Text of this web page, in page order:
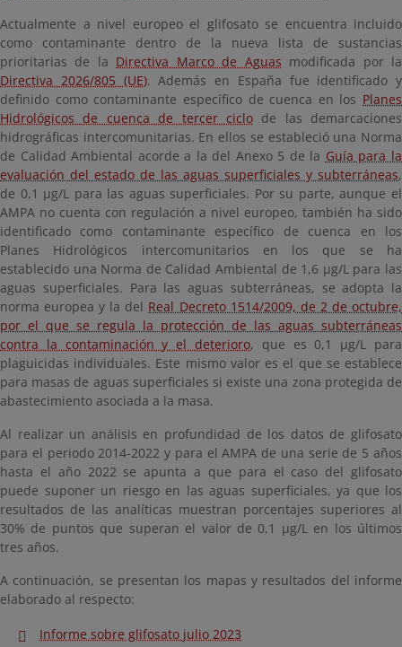
Actualmente a nivel europeo el glifosato se encuentra incluido
como contaminante dentro de la nueva lista de sustancias
prioritarias de la Directiva Marco de Aguas modificada por la
Directiva 2026/805 (UE). Además en España fue identificado y
definido como contaminante específico de cuenca en los Planes
Hidrológicos de cuenca de tercer ciclode las demarcaciones
hidrográficas intercomunitarias. En ellos se estableció una Norma
de Calidad Ambiental acorde a la del Anexo 5 de la Guía para la
evaluación del estado de las aguas superficiales y subterráneas,
de 0,1 µg/L para las aguas superficiales. Por su parte, aunque el
AMPA no cuenta con regulación a nivel europeo, también ha sido
identificado como contaminante específico de cuenca en los
Planes Hidrológicos intercomunitarios en los que se ha
establecido una Norma de Calidad Ambiental de 1,6 µg/L para las
aguas superficiales. Para las aguas subterráneas, se adopta la
norma europea y la del Real Decreto 1514/2009, de 2 de octubre,
por el que se regula la protección de las aguas subterráneas
contra la contaminación y el deterioro, que es 0,1 µg/L para
plaguicidas individuales. Este mismo valor es el que se establece
para masas de aguas superficiales si existe una zona protegida de
abastecimiento asociada a la masa.
Al realizar un análisis en profundidad de los datos de glifosato
para el periodo 2014-2022 y para el AMPA de una serie de 5 años
hasta el año 2022 se apunta a que para el caso del glifosato
puede suponer un riesgo en las aguas superficiales, ya que los
resultados de las analíticas muestran porcentajes superiores al
30% de puntos que superan el valor de 0,1 µg/L en los últimos
tres años.
A continuación, se presentan los mapas y resultados del informe
elaborado al respecto:
Informe sobre glifosato julio 2023